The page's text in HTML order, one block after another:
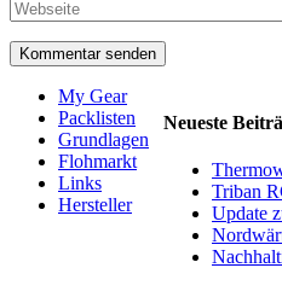
Neueste
Triban
Update
My Gear
Packlisten
Grundlagen
Flohmarkt
Links
Hersteller